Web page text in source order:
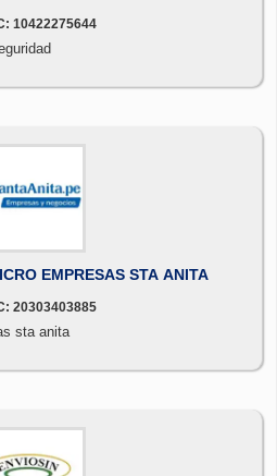
10422275644
EMPRESAS STA ANITA
20303403885
sta anita